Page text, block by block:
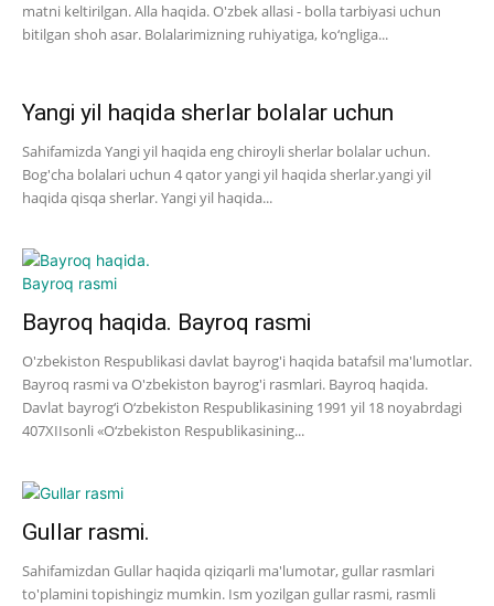
matni keltirilgan. Alla haqida. O'zbek allasi - bolla tarbiyasi uchun
bitilgan shoh asar. Bolalarimizning ruhiyatiga, ko‘ngliga...
Yangi yil haqida sherlar bolalar uchun
Sahifamizda Yangi yil haqida eng chiroyli sherlar bolalar uchun.
Bog'cha bolalari uchun 4 qator yangi yil haqida sherlar.yangi yil
haqida qisqa sherlar. Yangi yil haqida...
Bayroq haqida. Bayroq rasmi
O'zbekiston Respublikasi davlat bayrog'i haqida batafsil ma'lumotlar.
Bayroq rasmi va O'zbekiston bayrog'i rasmlari. Bayroq haqida.
Davlat bayrog‘i O‘zbekiston Respublikasining 1991 yil 18 noyabrdagi
407­XII­sonli «O‘zbekiston Respublikasining...
Gullar rasmi.
Sahifamizdan Gullar haqida qiziqarli ma'lumotar, gullar rasmlari
to'plamini topishingiz mumkin. Ism yozilgan gullar rasmi, rasmli